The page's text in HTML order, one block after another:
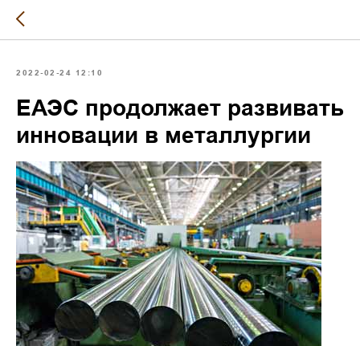
2022-02-24 12:10
ЕАЭС продолжает развивать
инновации в металлургии